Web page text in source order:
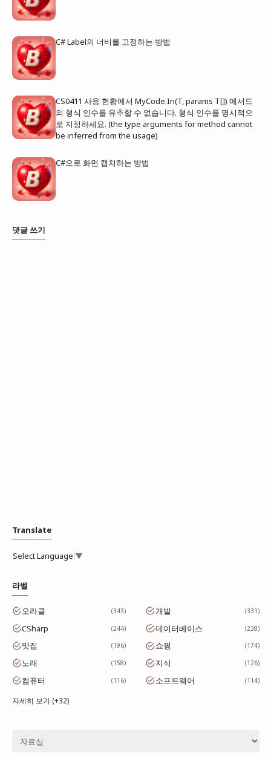
C# Label의 너비를 고정하는 방법
CS0411 사용 현황에서 MyCode.In(T, params T[]) 메서드
의 형식 인수를 유추할 수 없습니다. 형식 인수를 명시적으
로 지정하세요. (the type arguments for method cannot
be inferred from the usage)
C#으로 화면 캡처하는 방법
댓글 쓰기
Translate
Select Language ▼
라벨
오라클 343 개발 331
CSharp 244 데이터베이스 238
맛집 196 쇼핑 174
노래 158 지식 126
컴퓨터 116 소프트웨어 114
자세히 보기 (+32)